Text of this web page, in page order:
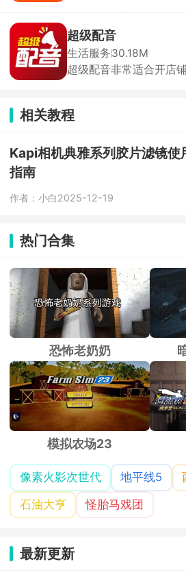
数及消耗热量，生成数
历。还有AR体感游戏，
果、投篮机等，通过肢
色，增加运动趣味性。
布置跳绳、仰卧起坐等
看学生完成情况，家长
超级配音
生活服务30.18M
超级配音非常适合开店
有。新手懒得写稿子也
各行各业现成模板，服
直接改价格、店名就能用
相关教程
Kapi相机典雅系列胶片滤镜使
指南
作者：小白2025-12-19
热门合集
恐怖老奶奶
模拟农场23
像素火影次世代 地平线5
石油大亨
怪胎马戏团
最新更新